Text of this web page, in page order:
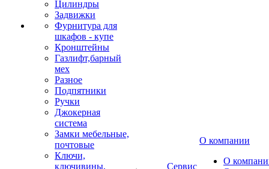
Цилиндры
Задвижки
Фурнитура для
шкафов - купе
Кронштейны
Газлифт,барный
мех
Разное
Подпятники
Ручки
Джокерная
система
Замки мебельные,
почтовые
Ключи,
ключивины,
Сервис
О компании
О